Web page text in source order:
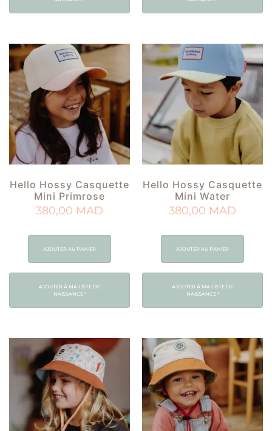
Hello Hossy Casquette
Mini Primrose
380,00 MAD
AJOUTER AU PANIER
AJOUTER À MA LISTE DE
NAISSANCE*
Hello Hossy Casquette
Mini Water
380,00 MAD
AJOUTER AU PANIER
AJOUTER À MA LISTE DE
NAISSANCE*